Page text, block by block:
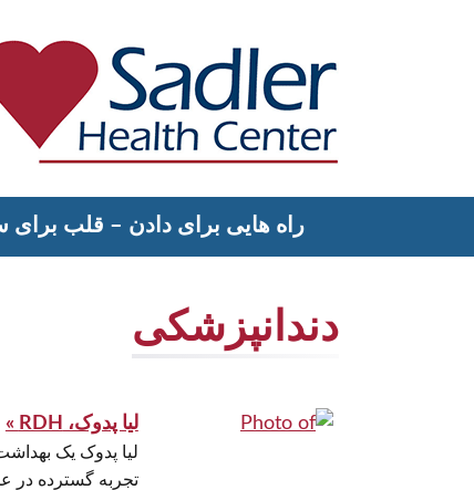
Sadler Health Center
راه هایی برای دادن – قلب برای
دندانپزشکی
لیا پدوک، RDH »
لیا پدوک یک
تجربه گسترده در